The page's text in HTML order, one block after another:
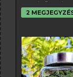
leveléből
éreztem,
találni,
elképesztő
hogy csak
2